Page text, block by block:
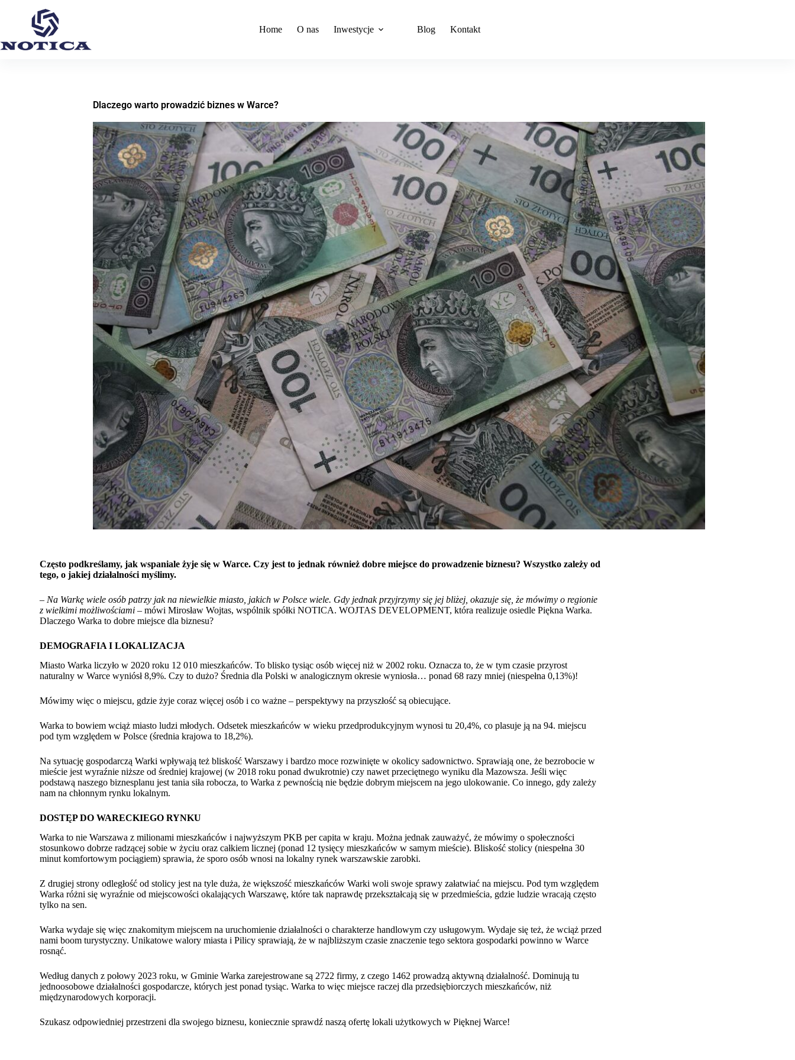
Home O nas Inwestycje Blog Kontakt
Dlaczego warto prowadzić biznes w Warce?
Często podkreślamy, jak wspaniale żyje się w Warce. Czy jest to jednak również dobre miejsce do prowadzenie biznesu? Wszystko zależy od
tego, o jakiej działalności myślimy.
– Na Warkę wiele osób patrzy jak na niewielkie miasto, jakich w Polsce wiele. Gdy jednak przyjrzymy się jej bliżej, okazuje się, że mówimy o regionie
z wielkimi możliwościami– mówi Mirosław Wojtas, wspólnik spółkiNOTICA. WOJTAS DEVELOPMENT, która realizujeosiedle Piękna Warka.
Dlaczego Warka to dobre miejsce dla biznesu?
DEMOGRAFIA I LOKALIZACJA
Miasto Warka liczyło w 2020 roku 12 010 mieszkańców. To blisko tysiąc osób więcej niż w 2002 roku. Oznacza to, że w tym czasie przyrost
naturalny w Warce wyniósł 8,9%. Czy to dużo? Średnia dla Polski w analogicznym okresie wyniosła… ponad 68 razy mniej (niespełna 0,13%)!
Mówimy więc o miejscu, gdzie żyje coraz więcej osób i co ważne – perspektywy na przyszłość są obiecujące.
Warka to bowiem wciąż miasto ludzi młodych. Odsetek mieszkańców w wieku przedprodukcyjnym wynosi tu 20,4%, co plasuje ją na 94. miejscu
pod tym względem w Polsce (średnia krajowa to 18,2%).
Na sytuację gospodarczą Warki wpływają teżbliskość Warszawy i bardzo moce rozwinięte w okolicy sadownictwo. Sprawiają one, że bezrobocie w
mieście jest wyraźnie niższe od średniej krajowej (w 2018 roku ponad dwukrotnie) czy nawet przeciętnego wyniku dla Mazowsza. Jeśli więc
podstawą naszego biznesplanu jest tania siła robocza, to Warka z pewnością nie będzie dobrym miejscem na jego ulokowanie. Co innego, gdy zależy
nam na chłonnym rynku lokalnym.
DOSTĘP DO WARECKIEGO RYNKU
Warka to nie Warszawa z milionami mieszkańców i najwyższym PKB per capita w kraju. Można jednak zauważyć, że mówimy o społeczności
stosunkowo dobrze radzącej sobie w życiu oraz całkiem licznej (ponad 12 tysięcy mieszkańców w samym mieście). Bliskość stolicy (niespełna 30
minut komfortowym pociągiem) sprawia, że sporo osób wnosi na lokalny rynek warszawskie zarobki.
Z drugiej strony odległość od stolicy jest na tyle duża, że większość mieszkańców Warki woli swoje sprawy załatwiać na miejscu. Pod tym względem
Warka różni się wyraźnie od miejscowości okalających Warszawę, które tak naprawdę przekształcają się w przedmieścia, gdzie ludzie wracają często
tylko na sen.
Warka wydaje się więc znakomitym miejscem na uruchomienie działalności o charakterze handlowym czy usługowym. Wydaje się też, że wciąż przed
nami boom turystyczny. Unikatowe walory miasta i Pilicy sprawiają, że w najbliższym czasie znaczenie tego sektora gospodarki powinno w Warce
rosnąć.
Według danych z połowy 2023 roku, w Gminie Warka zarejestrowane są 2722 firmy, z czego 1462 prowadzą aktywną działalność. Dominują tu
jednoosobowe działalności gospodarcze, których jest ponad tysiąc. Warka to więc miejsce raczej dla przedsiębiorczych mieszkańców, niż
międzynarodowych korporacji.
Szukasz odpowiedniej przestrzeni dla swojego biznesu, konieczniesprawdź naszą ofertę lokali użytkowych w Pięknej Warce!